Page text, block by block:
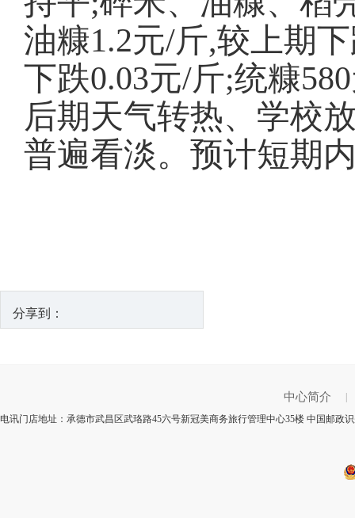
油糠1.2元/斤,较上期
下跌0.03元/斤;统糠
后期天气转热、学校
普遍看淡。预计短期
分享到：
中心简介
电讯门店地址：承德市武昌区武珞路45六号新冠美商务旅行管理中心35楼 中国邮政